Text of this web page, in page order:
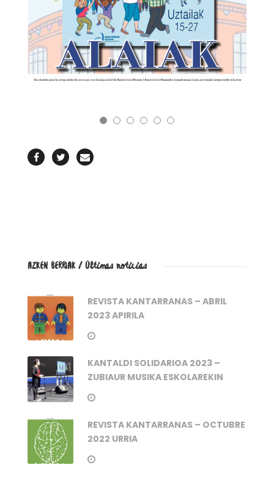
REVISTA
AZKEN BERRIAK / Últimas noticias
REVISTA KANTARRANAS – ABRIL
2023 APIRILA
KANTALDI SOLIDARIOA 2023 –
ZUBIAUR MUSIKA ESKOLAREKIN
REVISTA KANTARRANAS – OCTUBRE
2022 URRIA